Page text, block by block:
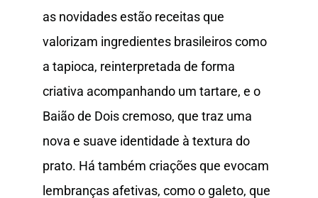
as novidades estão receitas que
valorizam ingredientes brasileiros como
a tapioca, reinterpretada de forma
criativa acompanhando um tartare, e o
Baião de Dois cremoso, que traz uma
nova e suave identidade à textura do
prato. Há também criações que evocam
lembranças afetivas, como o galeto, que